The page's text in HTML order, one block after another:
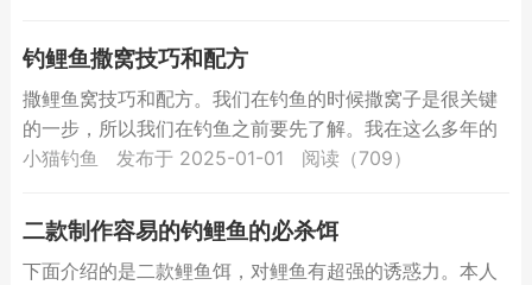
钓鲤鱼撒窝技巧和配方
撒鲤鱼窝技巧和配方。我们在钓鱼的时候撒窝子是很关键
的一步，所以我们在钓鱼之前要先了解。我在这么多年的
钓鱼中，也积累了一些经验，现在跟大家交流下。 一、我
小猫钓鱼 发布于 2025-01-01 阅读（709）
二款制作容易的钓鲤鱼的必杀饵
下面介绍的是二款鲤鱼饵，对鲤鱼有超强的诱惑力。本人